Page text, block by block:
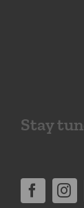
Stay